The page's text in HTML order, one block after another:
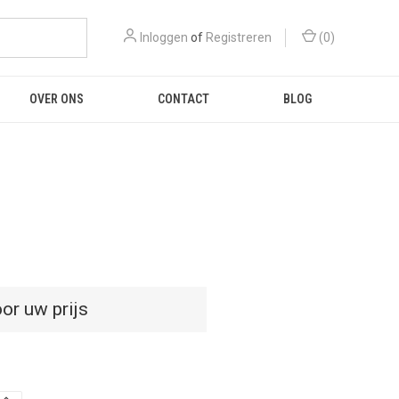
Inloggen of Registreren (0)
OVER ONS CONTACT BLOG
uw prijs